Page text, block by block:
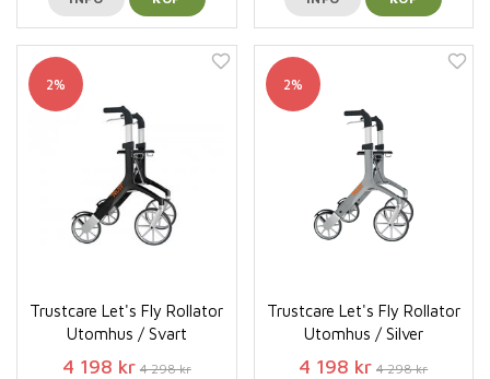
2%
Trustcare Let's Fly Rollator
Utomhus / Svart
4 198 kr 4 298 kr
2%
Trustcare Let's Fly Rollator
Utomhus / Silver
4 198 kr 4 298 kr